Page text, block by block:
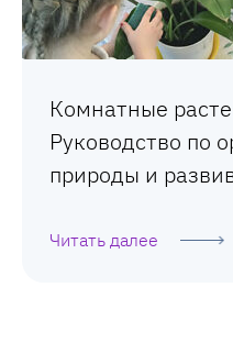
Комнатные
Руководство по
природы и
Читать далее